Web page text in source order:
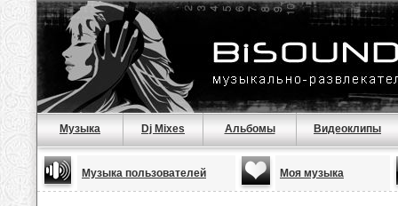
Музыка Dj Mixes Альбомы Видеоклипы
Музыка пользователей Моя музыка